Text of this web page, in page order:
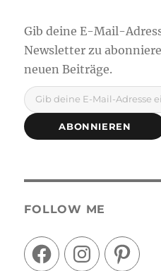
Gib deine E-Mail-Adresse ein ...
ABONNIEREN
FOLLOW ME
FacebookInstagramPinterest